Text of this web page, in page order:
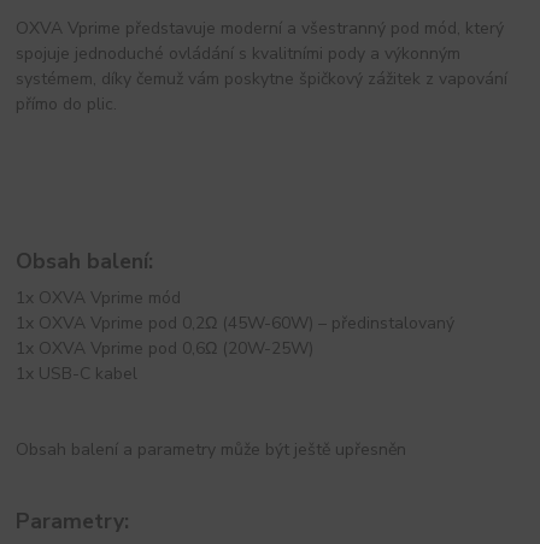
OXVA Vprime představuje moderní a všestranný pod mód, který
spojuje jednoduché ovládání s kvalitními pody a výkonným
systémem, díky čemuž vám poskytne špičkový zážitek z vapování
přímo do plic.
Obsah balení:
1x OXVA Vprime mód
1x OXVA Vprime pod 0,2Ω (45W-60W) – předinstalovaný
1x OXVA Vprime pod 0,6Ω (20W-25W)
1x USB-C kabel
Obsah balení a parametry může být ještě upřesněn
Parametry: